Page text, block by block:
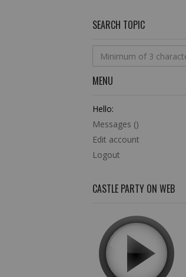
SEARCH TOPIC
MENU
Hello:
Messages ()
Edit account
Logout
CASTLE PARTY ON WEB